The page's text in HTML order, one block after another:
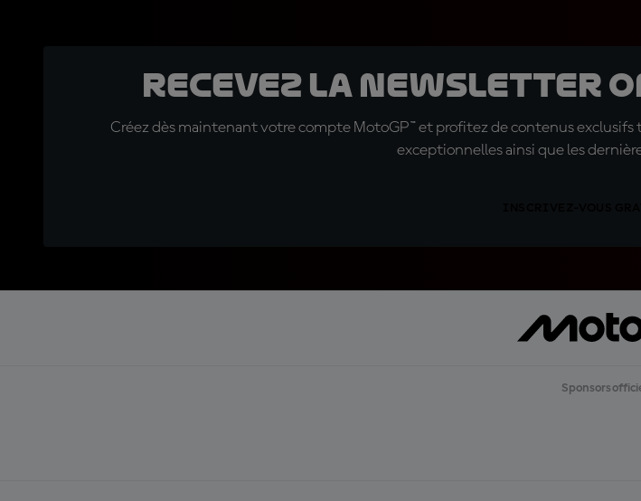
Recevez la Newsletter
Créez dès maintenant votre compte MotoGP™ et profitez de contenus
exceptionnelles ainsi que les
Sponsors